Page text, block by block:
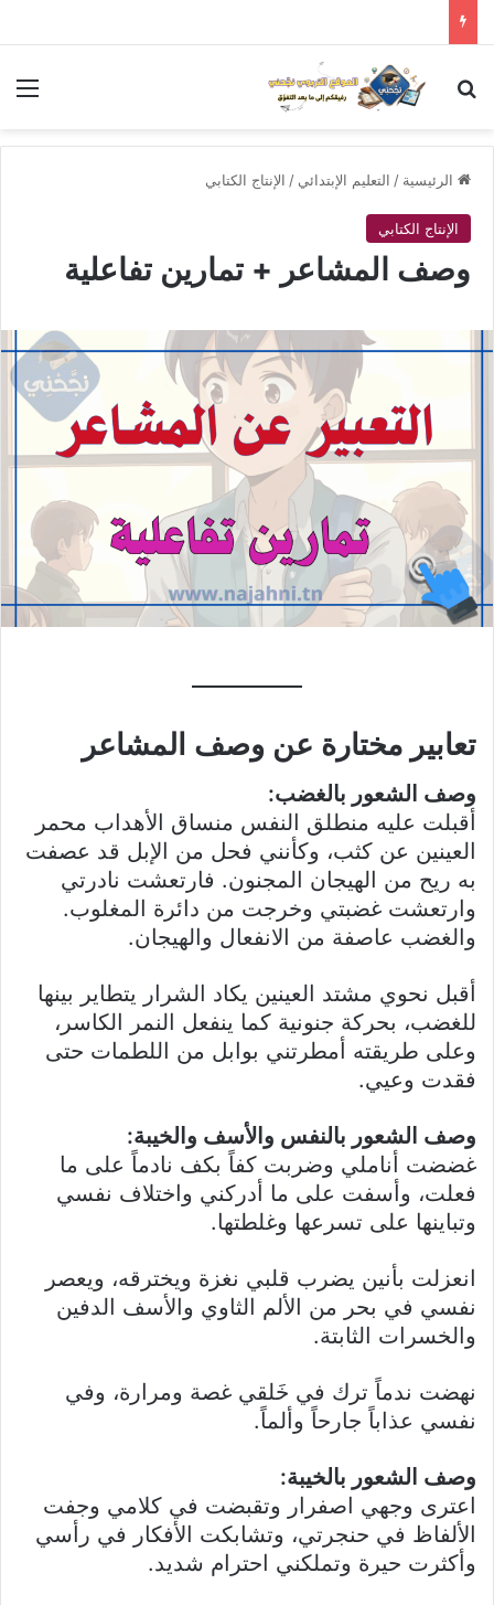
بحث عن
الرئيسية / التعليم الإبتدائي / الإنتاج الكتابي
الإنتاج الكتابي
وصف المشاعر + تمارين تفاعلية
تعابير مختارة عن وصف المشاعر
وصف الشعور بالغضب:
أقبلت عليه منطلق النفس منساق الأهداب محمر
العينين عن كثب، وكأنني فحل من الإبل قد عصفت
به ريح من الهيجان المجنون. فارتعشت نادرتي
وارتعشت غضبتي وخرجت من دائرة المغلوب.
والغضب عاصفة من الانفعال والهيجان.
أقبل نحوي مشتد العينين يكاد الشرار يتطاير بينها
للغضب، بحركة جنونية كما ينفعل النمر الكاسر،
وعلى طريقته أمطرتني بوابل من اللطمات حتى
فقدت وعيي.
وصف الشعور بالنفس والأسف والخيبة:
غضضت أناملي وضربت كفاً بكف نادماً على ما
فعلت، وأسفت على ما أدركني واختلاف نفسي
وتباينها على تسرعها وغلطتها.
انعزلت بأنين يضرب قلبي نغزة ويخترقه، ويعصر
نفسي في بحر من الألم الثاوي والأسف الدفين
والخسرات الثابتة.
نهضت ندماً ترك في خَلقي غصة ومرارة، وفي
نفسي عذاباً جارحاً وألماً.
وصف الشعور بالخيبة:
اعترى وجهي اصفرار وتقبضت في كلامي وجفت
الألفاظ في حنجرتي، وتشابكت الأفكار في رأسي
وأكثرت حيرة وتملكني احترام شديد.